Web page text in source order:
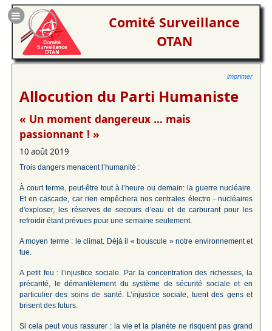
Comité Surveillance
OTAN
imprimer
Allocution du Parti Humaniste
« Un moment dangereux … mais
passionnant ! »
10 août 2019
Trois dangers menacent l’humanité :
À court terme, peut-être tout à l’heure ou demain: la guerre nucléaire.
Et en cascade, car rien empêchera nos centrales électro - nucléaires
d'exploser, les réserves de secours d’eau et de carburant pour les
refroidir étant prévues pour une semaine seulement.
A moyen terme : le climat. Déjà il « bouscule » notre environnement et
tue.
A petit feu : l’injustice sociale. Par la concentration des richesses, la
précarité, le démantèlement du système de sécurité sociale et en
particulier des soins de santé. L’injustice sociale, tuent des gens et
brisent des futurs.
Si cela peut vous rassurer : la vie et la planète ne risquent pas grand